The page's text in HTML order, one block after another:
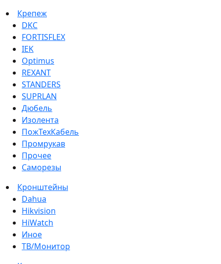
Крепеж
DKC
FORTISFLEX
IEK
Optimus
REXANT
STANDERS
SUPRLAN
Дюбель
Изолента
ПожТехКабель
Промрукав
Прочее
Саморезы
Кронштейны
Dahua
Hikvision
HiWatch
Иное
ТВ/Монитор